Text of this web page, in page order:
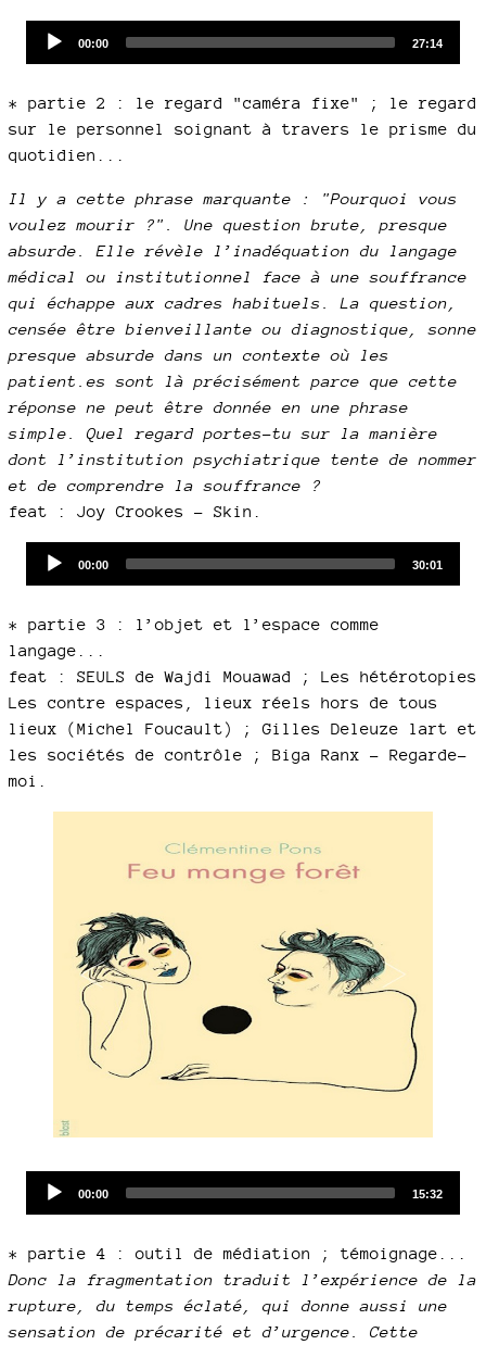
Current
00:00
Total
27:14
* partie 2 : le regard "caméra fixe" ; le regard
sur le personnel soignant à travers le prisme du
quotidien...
Il y a cette phrase marquante : "Pourquoi vous
voulez mourir ?". Une question brute, presque
absurde. Elle révèle l’inadéquation du langage
médical ou institutionnel face à une souffrance
qui échappe aux cadres habituels. La question,
censée être bienveillante ou diagnostique, sonne
presque absurde dans un contexte où les
patient.es sont là précisément parce que cette
réponse ne peut être donnée en une phrase
simple. Quel regard portes-tu sur la manière
dont l’institution psychiatrique tente de nommer
et de comprendre la souffrance ?
feat : Joy Crookes - Skin.
Current
00:00
Total
30:01
* partie 3 : l’objet et l’espace comme
langage...
feat : SEULS de Wajdi Mouawad ; Les hétérotopies
Les contre espaces, lieux réels hors de tous
lieux (Michel Foucault) ; Gilles Deleuze lart et
les sociétés de contrôle ; Biga Ranx - Regarde-
moi.
Current
00:00
Total
15:32
* partie 4 : outil de médiation ; témoignage...
Donc la fragmentation traduit l’expérience de la
rupture, du temps éclaté, qui donne aussi une
sensation de précarité et d’urgence. Cette